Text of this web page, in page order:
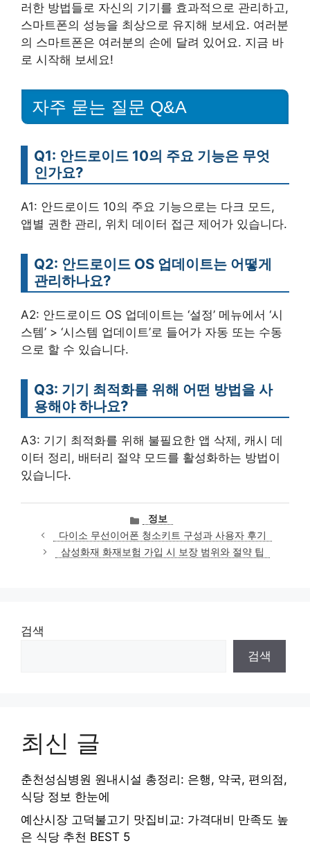
러한 방법들로 자신의 기기를 효과적으로 관리하고,
스마트폰의 성능을 최상으로 유지해 보세요. 여러분
의 스마트폰은 여러분의 손에 달려 있어요. 지금 바
로 시작해 보세요!
자주 묻는 질문 Q&A
Q1: 안드로이드 10의 주요 기능은 무엇
인가요?
A1: 안드로이드 10의 주요 기능으로는 다크 모드,
앱별 권한 관리, 위치 데이터 접근 제어가 있습니다.
Q2: 안드로이드 OS 업데이트는 어떻게
관리하나요?
A2: 안드로이드 OS 업데이트는 ‘설정’ 메뉴에서 ‘시
스템’ > ‘시스템 업데이트’로 들어가 자동 또는 수동
으로 할 수 있습니다.
Q3: 기기 최적화를 위해 어떤 방법을 사
용해야 하나요?
A3: 기기 최적화를 위해 불필요한 앱 삭제, 캐시 데
이터 정리, 배터리 절약 모드를 활성화하는 방법이
있습니다.
카
테
고
리
정보
다이소 무선이어폰 청소키트 구성과 사용자 후기
삼성화재 화재보험 가입 시 보장 범위와 절약 팁
검색
검색
최신 글
춘천성심병원 원내시설 총정리: 은행, 약국, 편의점,
식당 정보 한눈에
예산시장 고덕불고기 맛집비교: 가격대비 만족도 높
은 식당 추천 BEST 5